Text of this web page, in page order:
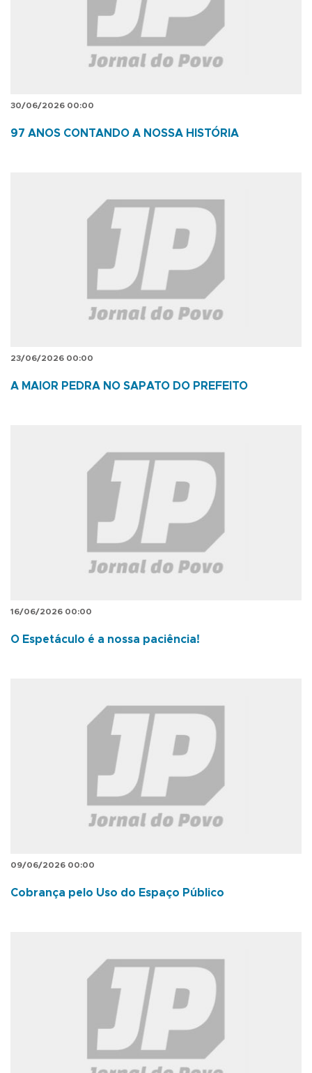
30/06/2026 00:00
97 ANOS CONTANDO A NOSSA HISTÓRIA
23/06/2026 00:00
A MAIOR PEDRA NO SAPATO DO PREFEITO
16/06/2026 00:00
O Espetáculo é a nossa paciência!
09/06/2026 00:00
Cobrança pelo Uso do Espaço Público